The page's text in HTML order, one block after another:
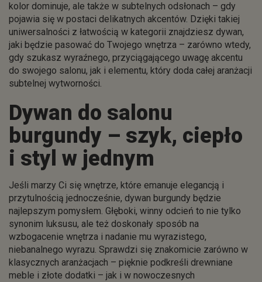
kolor dominuje, ale także w subtelnych odsłonach – gdy
pojawia się w postaci delikatnych akcentów. Dzięki takiej
uniwersalności z łatwością w kategorii znajdziesz dywan,
jaki będzie pasować do Twojego wnętrza – zarówno wtedy,
gdy szukasz wyraźnego, przyciągającego uwagę akcentu
do swojego salonu, jak i elementu, który doda całej aranżacji
subtelnej wytworności.
Dywan do salonu
burgundy – szyk, ciepło
i styl w jednym
Jeśli marzy Ci się wnętrze, które emanuje elegancją i
przytulnością jednocześnie, dywan burgundy będzie
najlepszym pomysłem. Głęboki, winny odcień to nie tylko
synonim luksusu, ale też doskonały sposób na
wzbogacenie wnętrza i nadanie mu wyrazistego,
niebanalnego wyrazu. Sprawdzi się znakomicie zarówno w
klasycznych aranżacjach – pięknie podkreśli drewniane
meble i złote dodatki – jak i w nowoczesnych